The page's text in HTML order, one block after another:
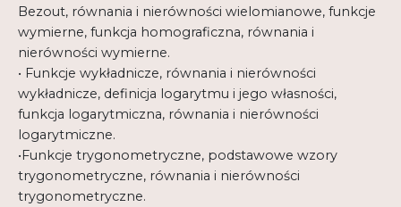
Bezout, równania i nierówności wielomianowe, funkcje
wymierne, funkcja homograficzna, równania i
nierówności wymierne.
• Funkcje wykładnicze, równania i nierówności
wykładnicze, definicja logarytmu i jego własności,
funkcja logarytmiczna, równania i nierówności
logarytmiczne.
•Funkcje trygonometryczne, podstawowe wzory
trygonometryczne, równania i nierówności
trygonometryczne.